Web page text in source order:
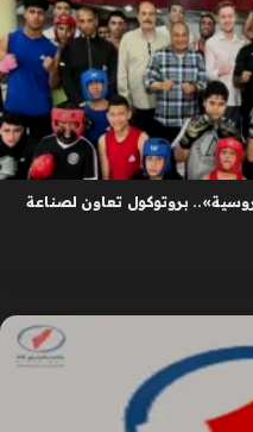
بروتوكول تعاون لصناعة